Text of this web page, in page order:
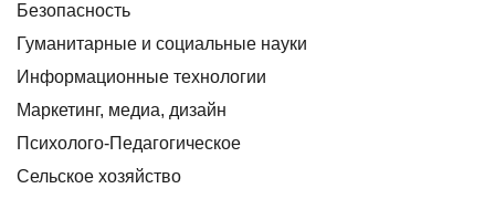
Безопасность
Гуманитарные и социальные науки
Информационные технологии
Маркетинг, медиа, дизайн
Психолого-Педагогическое
Сельское хозяйство